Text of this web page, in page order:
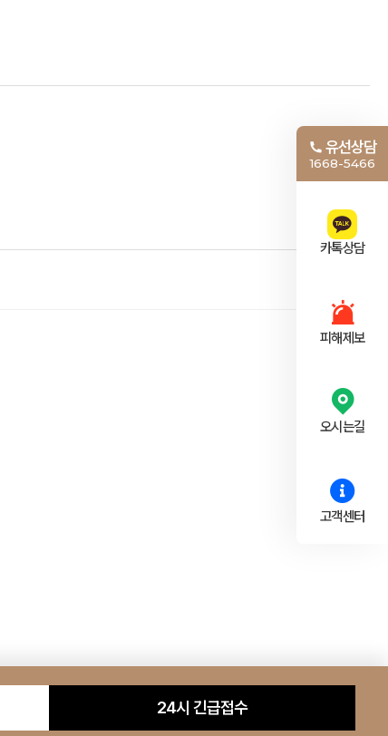
24시 긴급접수
유선상담
1668-5466
카톡상담
피해제보
오시는길
고객센터